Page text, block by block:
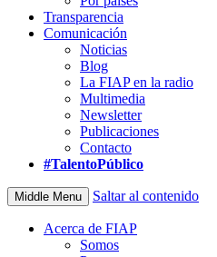
Transparencia
Comunicación
Noticias
Blog
La FIAP en la radio
Multimedia
Newsletter
Publicaciones
Contacto
#TalentoPúblico
Middle Menu Saltar al contenido
Acerca de FIAP
Somos